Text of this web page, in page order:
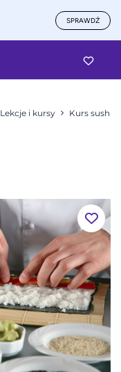
SPRAWDŹ
Lekcje i kursy Kurs sushi